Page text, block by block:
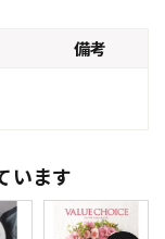
備考
います